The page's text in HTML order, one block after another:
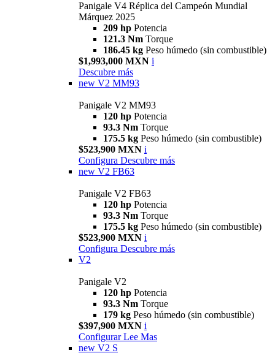
Panigale V4 Réplica del Campeón Mundial
Márquez 2025
209 hp Potencia
121.3 Nm Torque
186.45 kg Peso húmedo (sin combustible)
$1,993,000 MXN i
Descubre más
new V2 MM93
Panigale V2 MM93
120 hp Potencia
93.3 Nm Torque
175.5 kg Peso húmedo (sin combustible)
$523,900 MXN i
Configura Descubre más
new V2 FB63
Panigale V2 FB63
120 hp Potencia
93.3 Nm Torque
175.5 kg Peso húmedo (sin combustible)
$523,900 MXN i
Configura Descubre más
V2
Panigale V2
120 hp Potencia
93.3 Nm Torque
179 kg Peso húmedo (sin combustible)
$397,900 MXN i
Configurar Lee Mas
new V2 S